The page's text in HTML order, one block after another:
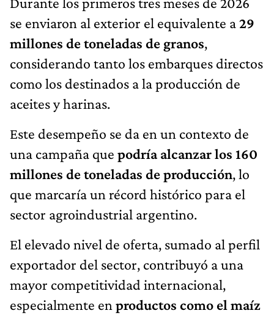
se enviaron al exterior el equivalente a29
millones de toneladas de granos,
considerando tanto los embarques directos
como los destinados a la producción de
aceites y harinas.
Este desempeño se da en un contexto de
una campaña que podría alcanzar los 160
millones de toneladas de producción, lo
que marcaría un récord histórico para el
sector agroindustrial argentino.
El elevado nivel de oferta, sumado al perfil
exportador del sector, contribuyó a una
mayor competitividad internacional,
especialmente enproductos como el maíz